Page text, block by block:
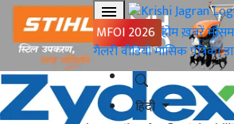
MFOI 2026 होमख़बरेंमौसम
गैलरीवीडियोमासिक पत्रिका
हिंदी